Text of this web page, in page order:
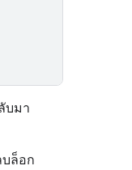
บมา
บล็อก